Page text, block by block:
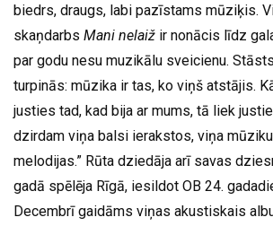
biedrs, draugs, labi pazīstams mūziķis.
skaņdarbs Mani nelaiž ir nonācis līdz
par godu nesu muzikālu sveicienu.
turpinās: mūzika ir tas, ko viņš atstājis.
justies tad, kad bija ar mums, tā liek
dzirdam viņa balsi ierakstos, viņa
melodijas.” Rūta dziedāja arī savas
gadā spēlēja Rīgā, iesildot OB 24.
Decembrī gaidāms viņas akustiskais